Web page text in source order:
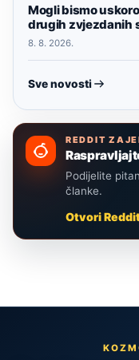
Mogli bismo
drugih zvjezdanih
8. 8. 2026.
Sve novosti
REDDIT
Podijelite
članke.
Otvori